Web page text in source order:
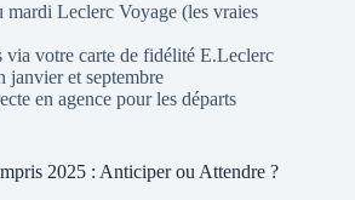
mardi Leclerc Voyage (les vraies
via votre carte de fidélité E.Leclerc
janvier et septembre
en agence pour les départs
2025 : Anticiper ou Attendre ?